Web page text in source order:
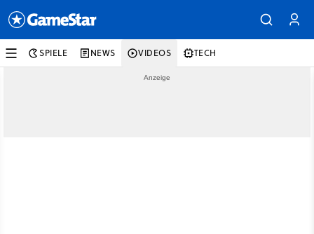
SPIELE NEWS VIDEOS TECH